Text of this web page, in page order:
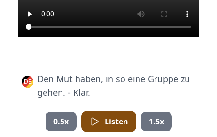
Den Mut haben, in so eine Gruppe zu
gehen. - Klar.
0.5x Listen 1.5x